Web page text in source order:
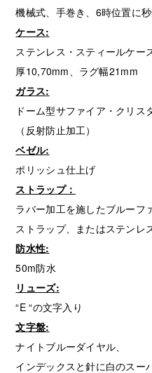
機械式、手巻き、6時位置に
ケース:
ステンレス・スティールケー
厚10,70mm、ラグ幅21mm
ガラス:
ドーム型サファイア・クリス
（反射防止加工）
ベゼル:
ポリッシュ仕上げ
ストラップ：
ラバー加工を施したブルーフ
ストラップ、またはステンレ
防水性:
50m防水
リューズ:
“E “の文字入り
文字盤:
ナイトブルーダイヤル、
インデックスと針に白のスー